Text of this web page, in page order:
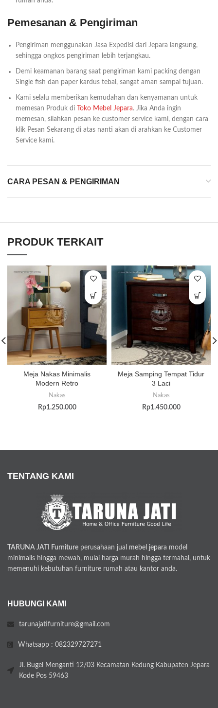
Pemesanan & Pengiriman
Pengiriman menggunakan Jasa Expedisi dari Jepara langsung,
sehingga ongkos pengiriman lebih terjangkau.
Demi keamanan barang saat pengiriman kami packing dengan
Single fish dan paper kardus tebal, sangat aman sampai tujuan.
Kami selalu memberikan kemudahan dan kenyamanan untuk
memesan Produk di
Toko Mebel Jepara. Jika Anda ingin
memesan, silahkan pesan ke customer service kami, dengan cara
klik Pesan Sekarang di atas nanti akan di arahkan ke Customer
Service kami.
CARA PESAN & PENGIRIMAN
PRODUK TERKAIT
Meja Nakas Minimalis
Modern Retro
Nakas
Rp1.250.000
Meja Samping Tempat Tidur
3 Laci
Nakas
Rp1.450.000
TENTANG KAMI
TARUNA JATI Furniture perusahaan jual mebel jepara model
minimalis hingga mewah, mulai harga murah hingga termahal, untuk
memenuhi kebutuhan furniture rumah atau kantor anda.
HUBUNGI KAMI
tarunajatifurniture@gmail.com
Whatsapp : 082329727271
Jl. Bugel Menganti 12/03 Kecamatan Kedung Kabupaten Jepara
Kode Pos 59463